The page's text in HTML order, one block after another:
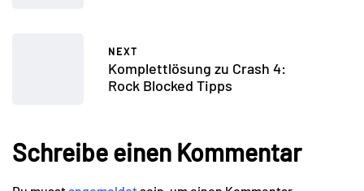
NEXT
Komplettlösung zu Crash 4:
Rock Blocked Tipps
Schreibe einen Kommentar